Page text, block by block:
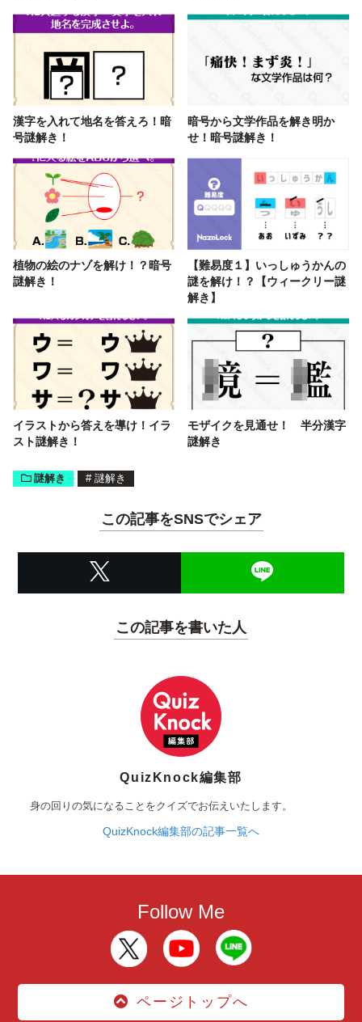
漢字を入れて地名を答えろ！暗
号謎解き！
暗号から文学作品を解き明か
せ！暗号謎解き！
植物の絵のナゾを解け！？暗号
謎解き！
【難易度１】いっしゅうかんの
謎を解け！？【ウィークリー謎
解き】
イラストから答えを導け！イラ
スト謎解き！
モザイクを見通せ！ 半分漢字
謎解き
謎解き # 謎解き
この記事をSNSでシェア
この記事を書いた人
QuizKnock編集部
身の回りの気になることをクイズでお伝えいたします。
QuizKnock編集部の記事一覧へ
Follow Me
ページトップへ